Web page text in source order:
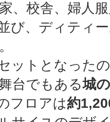
、校舎、婦人
び、ディティ
ットとなった
台でもある城
フロアは約